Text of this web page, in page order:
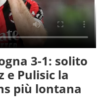
3-1: solito
e Pulisic la
più lontana